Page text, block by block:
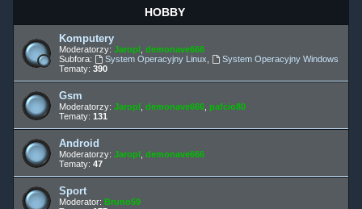
HOBBY
Komputery
Moderatorzy: Jaropl demonave666
Subfora:
System Operacyjny Linux
System Operacyjny Windows
Tematy: 390
Gsm
Moderatorzy: Jaropl demonave666 pafcio80
Tematy: 131
Android
Moderatorzy: Jaropl demonave666
Tematy: 47
Sport
Moderator: Bruno59